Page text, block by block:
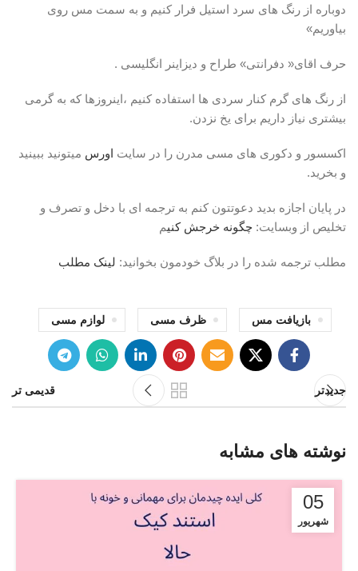
دوباره از رنگ های سرد استیل فرار کنیم و به سمت مس روی
بیاوریم»
حرف اقای« دفرانتی» طراح و دیزاینر انگلیسی .
از رنگ های گرم کنار سردی ها استفاده کنیم ،اینروزها که به گرمی
بیشتری نیاز داریم برای یخ نزدن.
اکسسور و دکوری های مسی مدرن را در سایت اورس میتونید ببینید
و بخرید.
در پایان اجازه بدید دعوتتون کنم به ترجمه ای با دخل و تصرف و
تخلیص از وبسایت: چگونه خرجش کنیم
مطلب ترجمه شده را در بلاگ خودمون بخوانید: لینک مطلب
بازیافت مس ظرف مسی لوازم مسی
جدیدتر قدیمی تر
نوشته های مشابه
05
شهریور